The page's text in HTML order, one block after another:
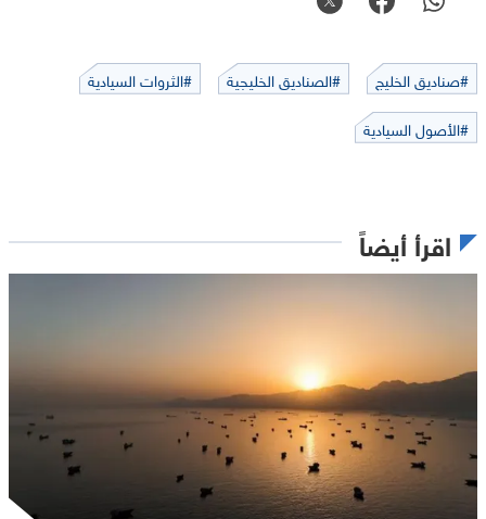
#صناديق الخليج #الصناديق الخليجية
#الثروات السيادية
#الأصول السيادية
اقرأ أيضاً